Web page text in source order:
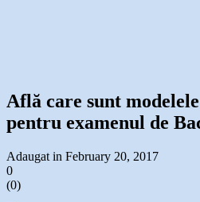
Află care sunt
pentru examenul de
Adaugat in February 20, 2017
0
(0)